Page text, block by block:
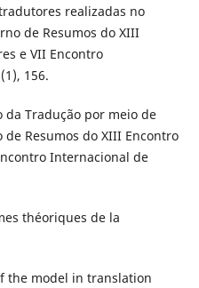
realizadas no
de Resumos do XIII
e VII Encontro
156.
da Tradução por meio de
Resumos do XIII Encontro
Internacional de
théoriques de la
the model in translation